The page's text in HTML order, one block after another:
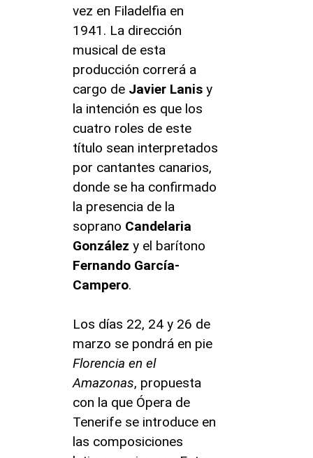
vez en Filadelfia en
1941. La dirección
musical de esta
producción correrá a
cargo de Javier Lanis y
la intención es que los
cuatro roles de este
título sean interpretados
por cantantes canarios,
donde se ha confirmado
la presencia de la
soprano Candelaria
González y el barítono
Fernando García-
Campero.
Los días 22, 24 y 26 de
marzo se pondrá en pie
Florencia en el
Amazonas, propuesta
con la que Ópera de
Tenerife se introduce en
las composiciones